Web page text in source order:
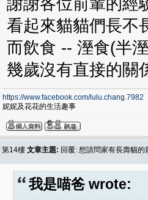
謝謝各位前輩的經
看起來貓貓們長不
而飲食 -- 溼食(半
幾歲沒有直接的關
https://www.facebook.com/lulu.chang.7982
妮妮及花花的生活趣事
第14樓 文章主題: 回覆: 想請問家有長壽貓
我是喵爸 wrote: